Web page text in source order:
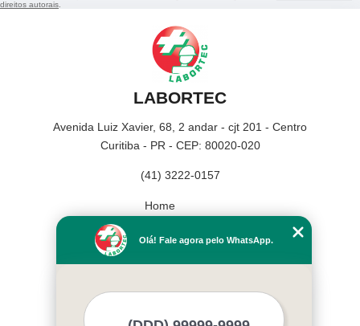
direitos autorais.
LABORTEC
Avenida Luiz Xavier, 68, 2 andar - cjt 201 - Centro
Curitiba - PR - CEP: 80020-020
(41) 3222-0157
Home
Missão
Olá! Fale agora pelo WhatsApp.